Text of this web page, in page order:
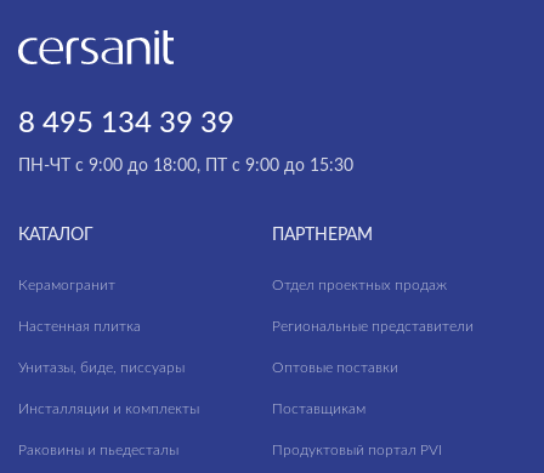
8 495 134 39 39
ПН-ЧТ с 9:00 до 18:00, ПТ с 9:00 до 15:30
КАТАЛОГ
Керамогранит
Настенная плитка
Унитазы, биде, писсуары
Инсталляции и комплекты
Раковины и пьедесталы
ПАРТНЕРАМ
Отдел проектных продаж
Региональные представители
Оптовые поставки
Поставщикам
Продуктовый портал PVI